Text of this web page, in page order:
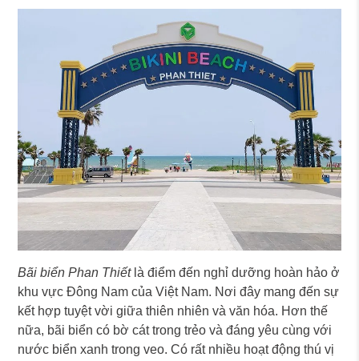
Bãi biển Phan Thiếtlà điểm đến nghỉ dưỡng hoàn hảo ở
khu vực Đông Nam của Việt Nam. Nơi đây mang đến sự
kết hợp tuyệt vời giữa thiên nhiên và văn hóa. Hơn thế
nữa, bãi biển có bờ cát trong trẻo và đáng yêu cùng với
nước biển xanh trong veo. Có rất nhiều hoạt động thú vị